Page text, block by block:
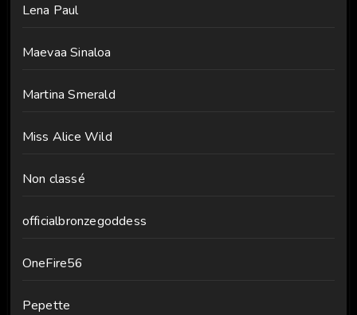
Lena Paul
Maevaa Sinaloa
Martina Smerald
Miss Alice Wild
Non classé
officialbronzegoddess
OneFire56
Pepette